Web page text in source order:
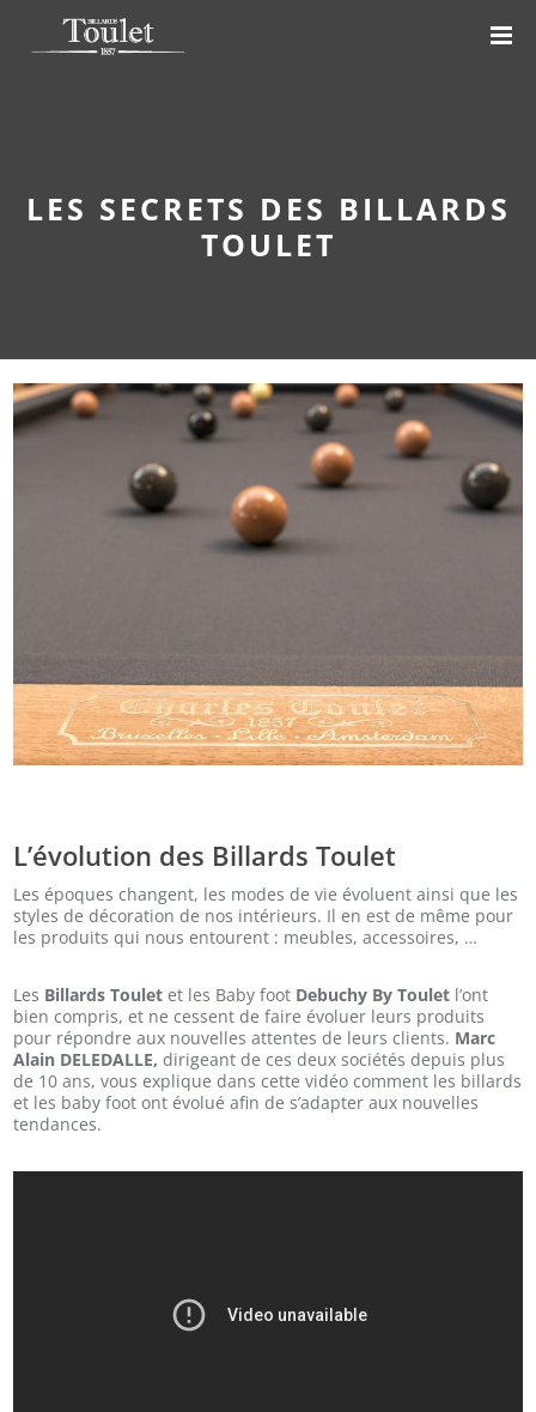
LES SECRETS DES BILLARDS
TOULET
L’évolution des Billards Toulet
Les époques changent, les modes de vie évoluent ainsi que les
styles de décoration de nos intérieurs. Il en est de même pour
les produits qui nous entourent : meubles, accessoires, …
Les Billards Touletet les Baby foot Debuchy By Toulet l’ont
bien compris, et ne cessent de faire évoluer leurs produits
pour répondre aux nouvelles attentes de leurs clients. Marc
Alain DELEDALLE, dirigeant de ces deux sociétés depuis plus
de 10 ans, vous explique dans cette vidéo comment les billards
et les baby foot ont évolué afin de s’adapter aux nouvelles
tendances.